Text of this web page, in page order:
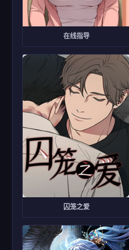
在线指导
囚笼之爱